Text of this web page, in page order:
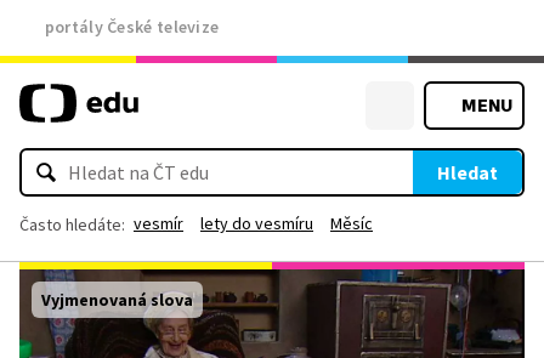
portály České televize
MENU
Hledat
Často hledáte: vesmír lety do vesmíru Měsíc
Vyjmenovaná slova